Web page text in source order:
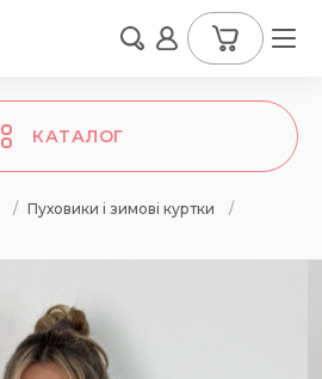
КАТАЛОГ
/ Пуховики і зимові куртки
/